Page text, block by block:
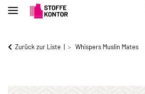
Zurück zur Liste Whispers Muslin Mates